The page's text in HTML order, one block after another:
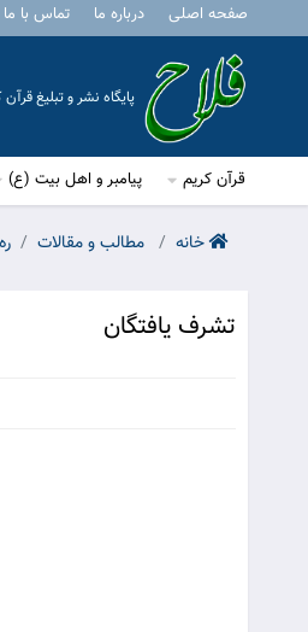
صفحه اصلی درباره ما تماس با ما
پایگاه نشر و تبلیغ
قرآن کریم پیامبر و اهل بیت (ع)
خانه مطالب و مقالات
تشرف یافتگان